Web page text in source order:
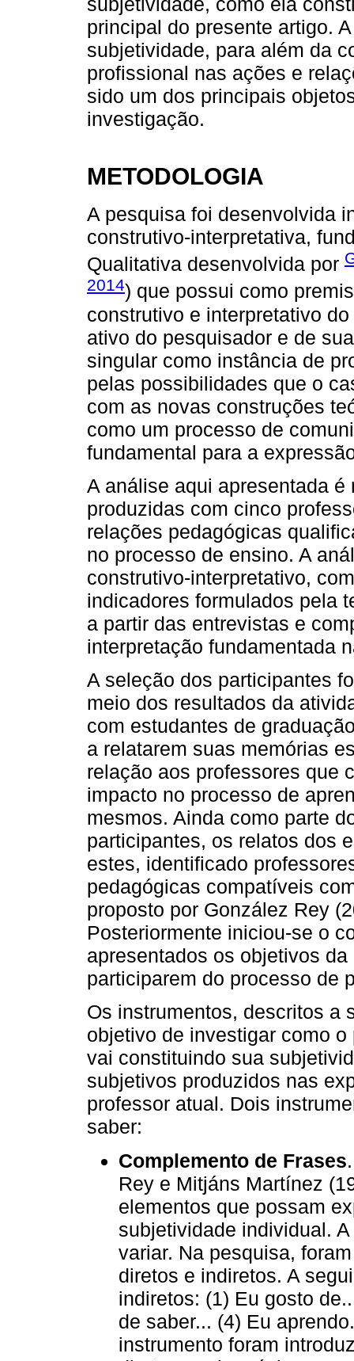
principal do presente artigo.
subjetividade, para além da
profissional nas ações e
sido um dos principais
investigação.
METODOLOGIA
A pesquisa foi desenvolvida
construtivo-interpretativa,
Qualitativa desenvolvida por
2014) que possui como
construtivo e interpretativo
ativo do pesquisador e de
singular como instância de
pelas possibilidades que o
com as novas construções
como um processo de
fundamental para a
A análise aqui apresentada
produzidas com cinco
relações pedagógicas
no processo de ensino. A
construtivo-interpretativo,
indicadores formulados pela
a partir das entrevistas e
interpretação fundamentada
A seleção dos participantes
meio dos resultados da
com estudantes de
a relatarem suas memórias
relação aos professores que
impacto no processo de
mesmos. Ainda como parte
participantes, os relatos dos
estes, identificado
pedagógicas compatíveis
proposto por González Rey
Posteriormente iniciou-se o
apresentados os objetivos
participarem do processo de
Os instrumentos, descritos a
objetivo de investigar como
vai constituindo sua
subjetivos produzidos nas
professor atual. Dois
saber:
Complemento de Frases
Rey e Mitjáns Martínez
elementos que possam
subjetividade individual.
variar. Na pesquisa,
diretos e indiretos. A
indiretos: (1) Eu gosto
de saber... (4) Eu
instrumento foram